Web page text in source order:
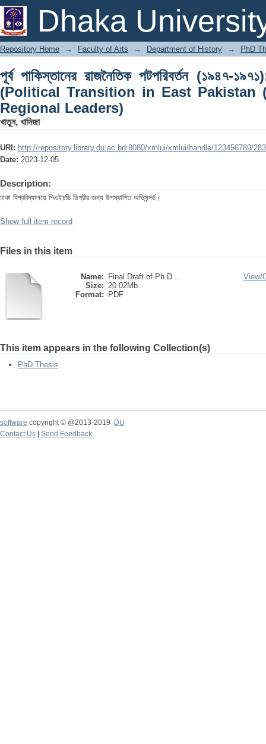
Dhaka
পূর্ব পাকিস্তানের রাজনৈতিক পটপরিবর্তন (১৯৪৭-
Pakistan (1947-1971): Role of Regional
Repository Home → Faculty of Arts → Department of History → PhD
পূর্ব পাকিস্তানের রাজনৈতিক পটপরিবর্তন (১৯৪৭-
(Political Transition in East Pakistan
Regional Leaders)
খাতুন, খাদিজা
URI: http://repository.library.du.ac.bd:8080/xmlui/xmlui/handle/123456789/
Date: 2023-12-05
Description:
ঢাকা বিশ্ববিদ্যালয়ে পিএইচডি ডিগ্রীর জন্য উপস্থাপিত অভিসন্দর্ভ।
Show full item record
Files in this item
Name:
Final Draft of Ph.D ...
Size: 20.02Mb
Format:
PDF
View/
This item appears in the following Collection(s)
PhD Thesis
software copyright © @2013-2019
DU
Contact Us
Send Feedback